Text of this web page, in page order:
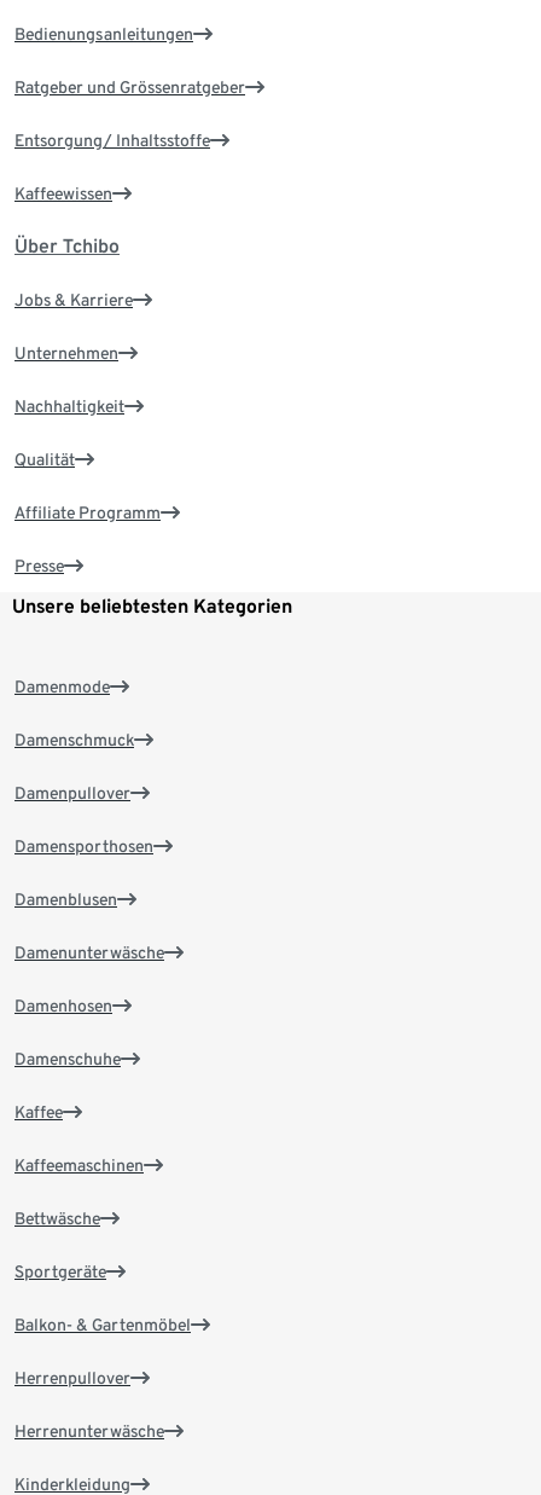
Bedienungsanleitungen
Ratgeber und Grössenratgeber
Entsorgung/ Inhaltsstoffe
Kaffeewissen
Über Tchibo
Jobs & Karriere
Unternehmen
Nachhaltigkeit
Qualität
Affiliate Programm
Presse
Unsere beliebtesten Kategorien
Damenmode
Damenschmuck
Damenpullover
Damensporthosen
Damenblusen
Damenunterwäsche
Damenhosen
Damenschuhe
Kaffee
Kaffeemaschinen
Bettwäsche
Sportgeräte
Balkon- & Gartenmöbel
Herrenpullover
Herrenunterwäsche
Kinderkleidung